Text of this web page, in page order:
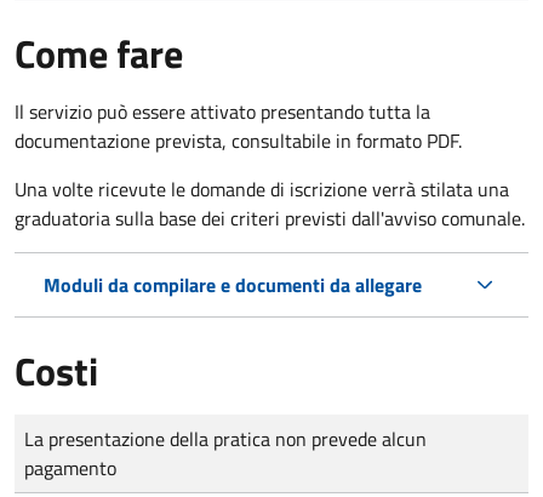
Come fare
Il servizio può essere attivato presentando tutta la
documentazione prevista, consultabile in formato PDF.
Una volte ricevute le domande di iscrizione verrà stilata una
graduatoria sulla base dei criteri previsti dall'avviso comunale.
Moduli da compilare e documenti da allegare
Costi
Tipo di pagamento
Importo
La presentazione della pratica non prevede alcun
pagamento